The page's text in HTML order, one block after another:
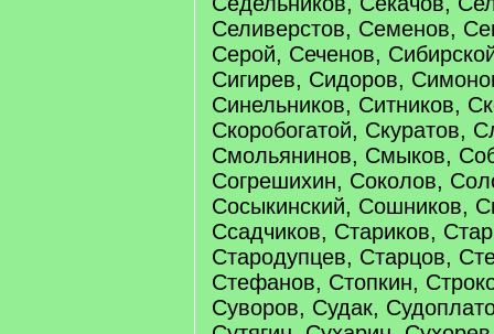
Селиверстов, Семенов,
Серой, Сеченов,
Сигирев, Сидоров,
Синельников, Ситников,
Скоробогатой, Скуратов,
Смольянинов, Смыков,
Согрешихин, Соколов,
Сосыкинский, Сошников,
Ссадчиков, Стариков,
Стародупцев, Старцов,
Стефанов, Стопкин,
Суворов, Судак,